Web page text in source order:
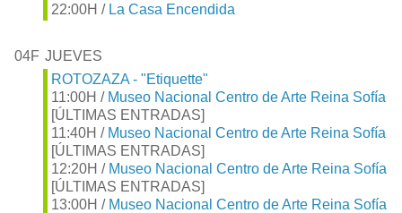
22:00H / La Casa Encendida
04F JUEVES
ROTOZAZA - "Etiquette"
11:00H / Museo Nacional Centro de Arte Reina Sofía
[ÚLTIMAS ENTRADAS]
11:40H / Museo Nacional Centro de Arte Reina Sofía
[ÚLTIMAS ENTRADAS]
12:20H / Museo Nacional Centro de Arte Reina Sofía
[ÚLTIMAS ENTRADAS]
13:00H / Museo Nacional Centro de Arte Reina Sofía